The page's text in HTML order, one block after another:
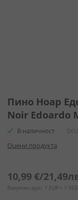
към
началото
на
галерия
снимки
Пино Ноар
Noir Edoardo
В наличност SKU
Оцени продукта
10,99 €/
Валутен курс: 1 EUR =